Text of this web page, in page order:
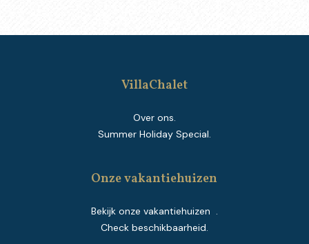
VillaChalet
Over ons.
Summer Holiday Special.
Onze vakantiehuizen
Bekijk onze vakantiehuizen .
Check beschikbaarheid.